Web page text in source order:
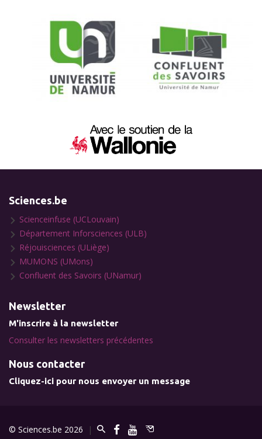
Sciences.be
Scienceinfuse (UCLouvain)
Département Inforsciences (ULB)
Réjouisciences (ULiège)
MUMONS (UMons)
Confluent des Savoirs (UNamur)
Newsletter
M'inscrire à la newsletter
Consulter les newsletters précédentes
Nous contacter
Cliquez-ici pour nous envoyer un message
© Sciences.be 2026 |